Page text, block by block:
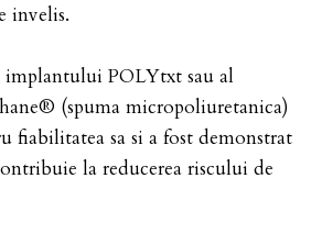
invelis.
POLYtxt sau al
(spuma micropoliuretanica)
fiabilitatea sa si a fost demonstrat
la reducerea riscului de